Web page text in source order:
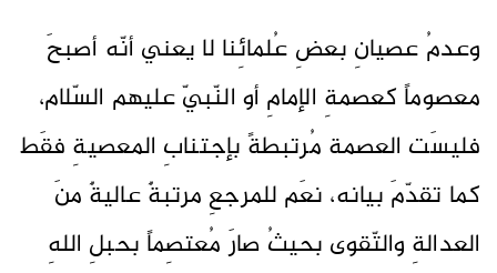
وعدمُ عصيانِ بعضِ عُلمائِنا لا يعني أنّه أصبحَ
معصوماً كعصمةِ الإمامِ أو النّبيّ عليهم السّلام،
فليسَت العصمة مُرتبطةً بإجتنابِ المعصيةِ فقَط
كما تقدّمَ بيانه، نعَم للمرجعِ مرتبةٌ عاليةٌ منَ
العدالةِ والتّقوى بحيثُ صارَ مُعتصِماً بحبلِ اللهِ